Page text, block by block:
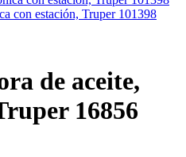
con estación, Truper 101398
de aceite,
16856